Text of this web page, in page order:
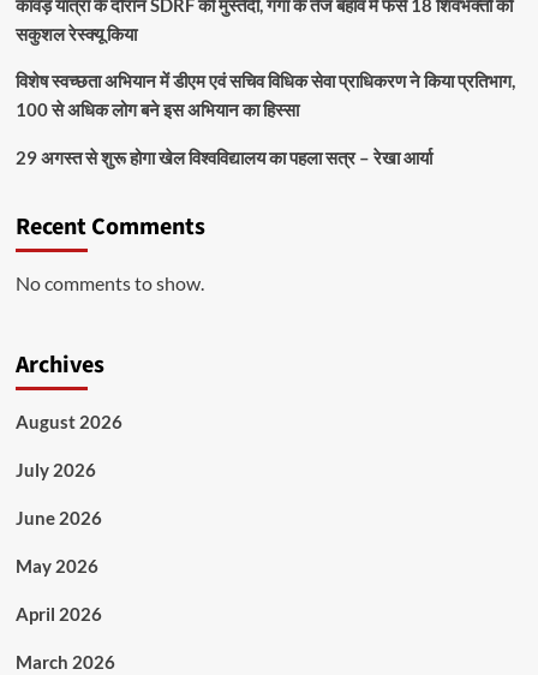
कांवड़ यात्रा के दौरान SDRF की मुस्तैदी, गंगा के तेज बहाव में फंसे 18 शिवभक्तों को
सकुशल रेस्क्यू किया
विशेष स्वच्छता अभियान में डीएम एवं सचिव विधिक सेवा प्राधिकरण ने किया प्रतिभाग,
100 से अधिक लोग बने इस अभियान का हिस्सा
29 अगस्त से शुरू होगा खेल विश्वविद्यालय का पहला सत्र – रेखा आर्या
Recent Comments
No comments to show.
Archives
August 2026
July 2026
June 2026
May 2026
April 2026
March 2026